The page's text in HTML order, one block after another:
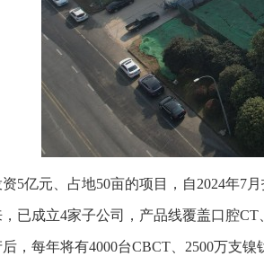
5亿元、占地50亩的项目，自2024年7
已成立4家子公司，产品线覆盖口腔
，每年将有4000台CBCT、2500万支